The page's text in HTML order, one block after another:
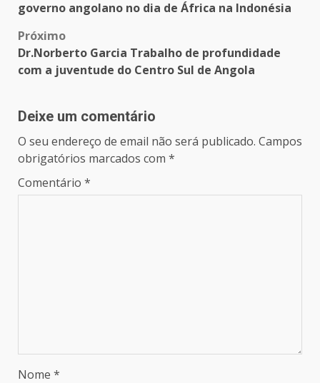
navigation
governo angolano no dia de África na Indonésia
Próximo
Dr.Norberto Garcia Trabalho de profundidade
com a juventude do Centro Sul de Angola
Deixe um comentário
O seu endereço de email não será publicado. Campos
obrigatórios marcados com *
Comentário *
Nome *